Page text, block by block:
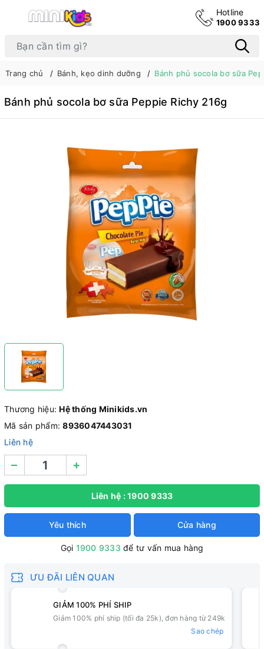
Hotline
1900 9333
Trang chủ Bánh, kẹo dinh dưỡng Bánh phủ socola bơ sữa
Bánh phủ socola bơ sữa Peppie Richy 216g
Thương hiệu:Hệ thống Minikids.vn
Mã sản phẩm:8936047443031
Liên hệ
– +
Liên hệ : 1900 9333
Yêu thích Cửa hàng
Gọi 1900 9333 để tư vấn mua hàng
ƯU ĐÃI LIÊN QUAN
GIẢM 100% PHÍ SHIP
Giảm 100% phí ship (tối đa 25k), đơn hàng từ 249k
Sao chép